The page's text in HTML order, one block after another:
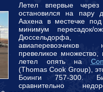
Летел впервые
остановился на пару
Аахена в местечке
минимум пересадок/
превеликое
летел опять на
(Thomas Cook Group),
Боинги 757-300.
сравнительно